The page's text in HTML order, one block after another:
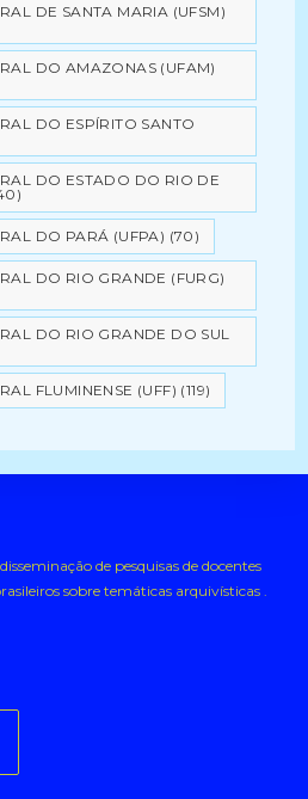
DE SANTA MARIA (UFSM)
DO AMAZONAS (UFAM)
DO ESPÍRITO SANTO
DO ESTADO DO RIO DE
DO PARÁ (UFPA) (70)
DO RIO GRANDE (FURG)
DO RIO GRANDE DO SUL
FLUMINENSE (UFF) (119)
de pesquisas de docentes
sobre temáticas arquivísticas .